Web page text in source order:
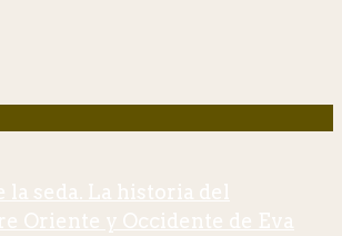
la seda. La historia del
Oriente y Occidente de Eva